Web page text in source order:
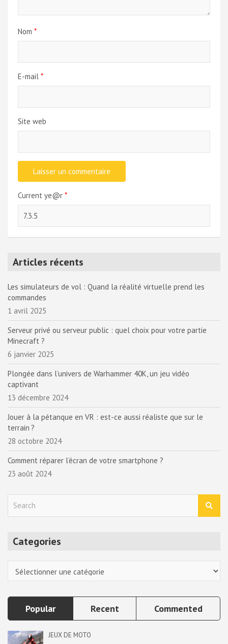
Nom *
E-mail *
Site web
Current ye@r *
Articles récents
Les simulateurs de vol : Quand la réalité virtuelle prend les
commandes
1 avril 2025
Serveur privé ou serveur public : quel choix pour votre partie
Minecraft ?
6 janvier 2025
Plongée dans l’univers de Warhammer 40K, un jeu vidéo
captivant
13 décembre 2024
Jouer à la pétanque en VR : est-ce aussi réaliste que sur le
terrain ?
28 octobre 2024
Comment réparer l’écran de votre smartphone ?
23 août 2024
Categories
Popular Recent Commented
JEUX DE MOTO